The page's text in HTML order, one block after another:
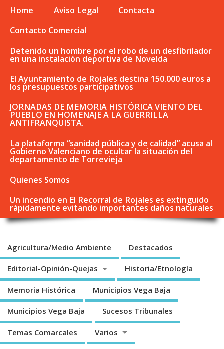
Home Aviso Legal
Contacta
Contacto Comercial
Detenido un hombre por el robo de un desfibrilador
en una instalación deportiva de Novelda
El Ayuntamiento de Rojales destina 150.000 euros a
los presupuestos participativos
JORNADAS DE MEMORIA HISTÓRICA VIENTO DEL
PUEBLO EN HOMENAJE A LA GUERRILLA
ANTIFRANQUISTA.
La plataforma “sanidad pública y de calidad” acusa al
Gobierno Valenciano de ocultar la situación del
departamento de Torrevieja
Quienes Somos
Un incendio en El Recorral de Rojales es extinguido
rápidamente evitando importantes daños naturales
Agricultura/Medio Ambiente Destacados
Editorial-Opinión-Quejas Historia/Etnología
Memoria Histórica Municipios Vega Baja
Municipios Vega Baja Sucesos Tribunales
Temas Comarcales Varios